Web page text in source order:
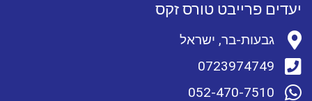
יעדים פרייבט טורס זקס
גבעות-בר, ישראל
0723974749
052-470-7510